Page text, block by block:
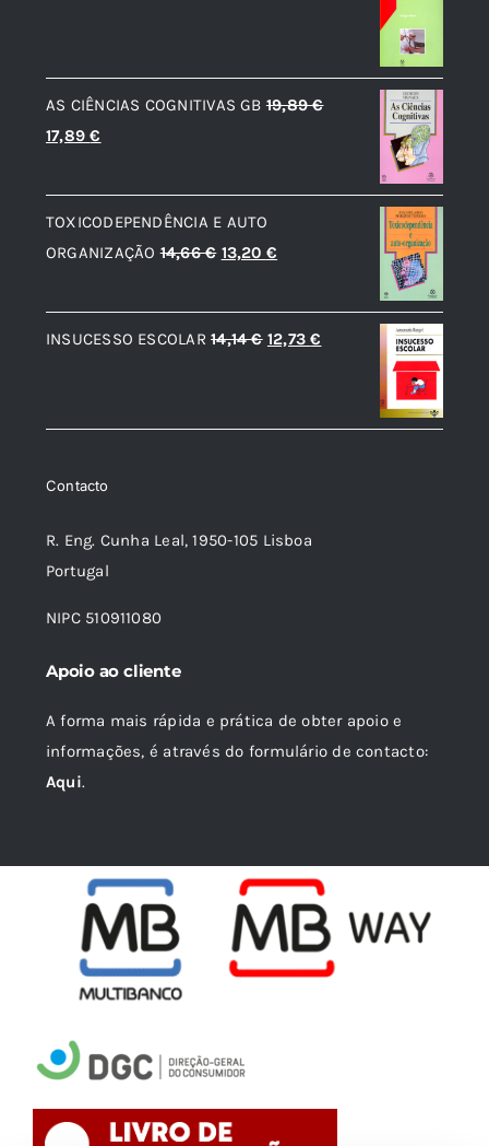
era:
18,85 €.
é:
16,96 €.
AS CIÊNCIAS COGNITIVAS GB 19,89€
O
original
era:
19,89 €.
17,89€
atual
é:
17,89 €.
TOXICODEPENDÊNCIA E AUTO
ORGANIZAÇÃO 14,66€ O
original
era:
13,20 €
atual
é:
INSUCESSO ESCOLAR 14,14€ O
era:
12,73€
é:
Contacto
R. Eng. Cunha Leal, 1950-105 Lisboa
Portugal
NIPC 510911080
Apoio ao cliente
A forma mais rápida e prática de obter apoio e
informações, é através do formulário de contacto:
Aqui.